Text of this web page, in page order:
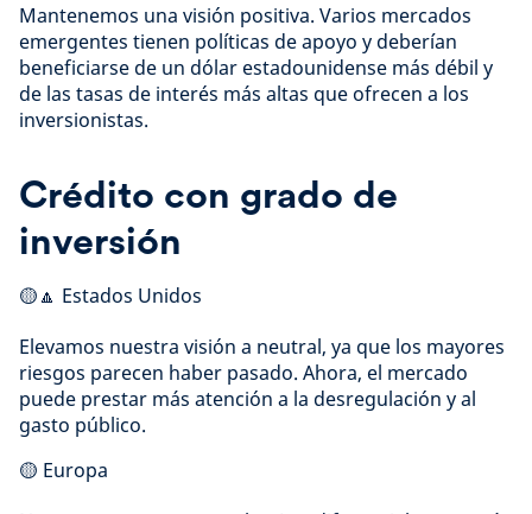
Mantenemos una visión positiva. Varios mercados
emergentes tienen políticas de apoyo y deberían
beneficiarse de un dólar estadounidense más débil y
de las tasas de interés más altas que ofrecen a los
inversionistas.
Crédito con grado de
inversión
🟡🔼 Estados Unidos
Elevamos nuestra visión a neutral, ya que los mayores
riesgos parecen haber pasado. Ahora, el mercado
puede prestar más atención a la desregulación y al
gasto público.
🟡 Europa